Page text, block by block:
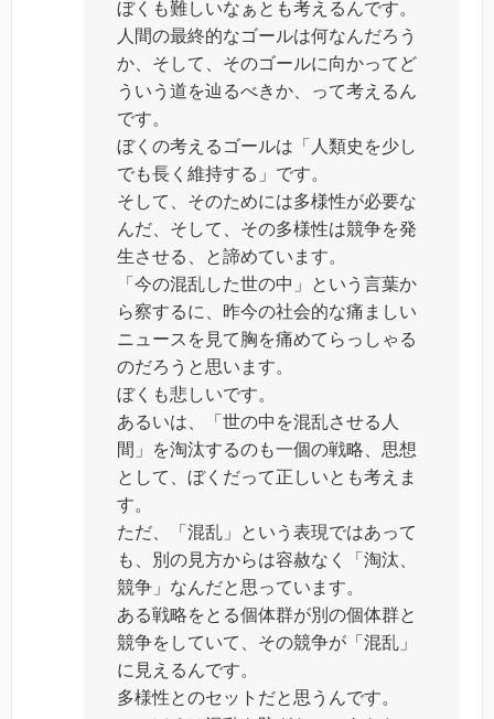
ぼくも難しいなぁとも考えるんです。
人間の最終的なゴールは何なんだろう
か、そして、そのゴールに向かってど
ういう道を辿るべきか、って考えるん
です。
ぼくの考えるゴールは「人類史を少し
でも長く維持する」です。
そして、そのためには多様性が必要な
んだ、そして、その多様性は競争を発
生させる、と諦めています。
「今の混乱した世の中」という言葉か
ら察するに、昨今の社会的な痛ましい
ニュースを見て胸を痛めてらっしゃる
のだろうと思います。
ぼくも悲しいです。
あるいは、「世の中を混乱させる人
間」を淘汰するのも一個の戦略、思想
として、ぼくだって正しいとも考えま
す。
ただ、「混乱」という表現ではあって
も、別の見方からは容赦なく「淘汰、
競争」なんだと思っています。
ある戦略をとる個体群が別の個体群と
競争をしていて、その競争が「混乱」
に見えるんです。
多様性とのセットだと思うんです。